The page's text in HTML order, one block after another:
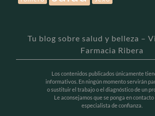
Tu blog sobre salud y belleza –
Farmacia Ribera
Los contenidos publicados únicamente
informativos. En ningún momento servirán
o sustituir el trabajo o el diagnóstico de un
Le aconsejamos que se ponga en contacto
especialista de confianza.